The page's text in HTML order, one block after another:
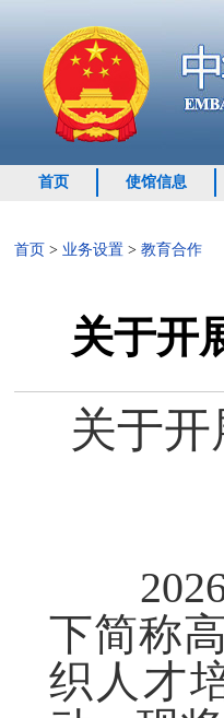
首页 使馆信息
首页 > 业务设置 > 教育合作
关于开
关于开
下简称
织人才